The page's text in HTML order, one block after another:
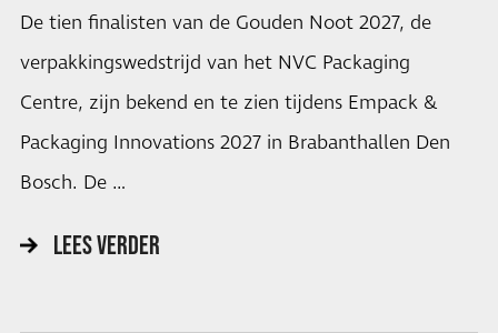
De tien finalisten van de Gouden Noot 2027, de
verpakkingswedstrijd van het NVC Packaging
Centre, zijn bekend en te zien tijdens Empack &
Packaging Innovations 2027 in Brabanthallen Den
Bosch. De …
LEES VERDER